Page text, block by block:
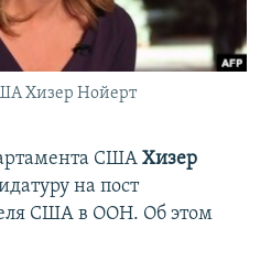
Хизер Нойерт
США Хизер
на пост
США в ООН. Об этом